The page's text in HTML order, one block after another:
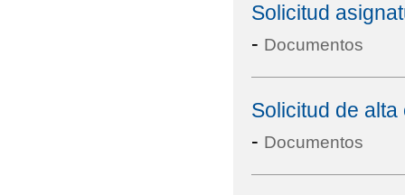
Solicitud
- Documentos
Solicitud de
- Documentos